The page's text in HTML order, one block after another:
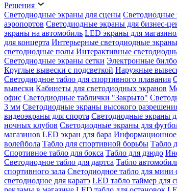
Решения
Светодиодные экраны для сцены Светодиодные
аэропортов Светодиодные экраны для бизнес-
экраны на автомобиль LED экраны для
для концерта Интерьерные светодиодные экраны
светодиодные полы Интерактивные
Светодиодные экраны сетки Электронные
Круглые вывески с подсветкой Наружные
Светодиодное табло для спортивного плавания
вывески Кабинеты для светодиодных экранов
офис Светодиодные таблички "Закрыто"
3 мм Светодиодные экраны высокого
видеоэкраны для спорта Светодиодные экраны
ночных клубов Светодиодные экраны для
магазинов LED экран для бара Информационное
волейбола Табло для спортивной борьбы Табло
Спортивное табло для бокса Табло для дзюдо
Светодиодное табло для дартса Табло
спортивного зала Светодиодное табло для мини
светодиодное для каратэ LED табло таймер для